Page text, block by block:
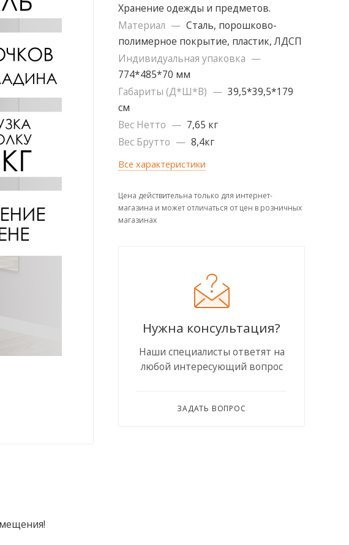
Хранение одежды и предметов.
Материал — Сталь, порошково-
полимерное покрытие, пластик, ЛДСП
Индивидуальная упаковка —
774*485*70 мм
Габариты (Д*Ш*В) — 39,5*39,5*179
см
Вес Нетто — 7,65 кг
Вес Брутто — 8,4кг
Все характеристики
Цена действительна только для интернет-
магазина и может отличаться от цен в розничных
магазинах
Нужна консультация?
Наши специалисты ответят на
любой интересующий вопрос
ЗАДАТЬ ВОПРОС